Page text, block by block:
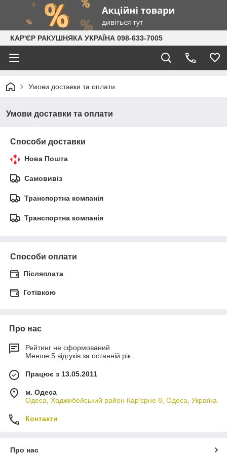
КАР'ЄР РАКУШНЯКА УКРАЇНА 098-633-7005
Умови доставки та оплати
Умови доставки та оплати
Способи доставки
Нова Пошта
Самовивіз
Транспортна компанія
Транспортна компанія
Способи оплати
Післяплата
Готівкою
Про нас
Рейтинг не сформований
Менше 5 відгуків за останній рік
Працює з 13.05.2011
м. Одеса
Одеса, Хаджибейський район Кар'єрне 8, Одеса, Україна
Контакти
Про нас